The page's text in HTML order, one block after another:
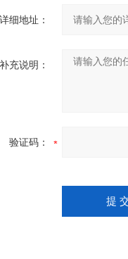
详细地址：
补充说明：
验证码：